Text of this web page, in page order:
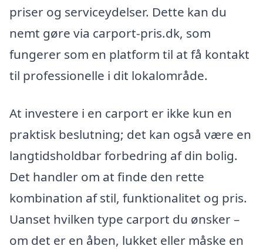
priser og serviceydelser. Dette kan du
nemt gøre via carport-pris.dk, som
fungerer som en platform til at få kontakt
til professionelle i dit lokalområde.
At investere i en carport er ikke kun en
praktisk beslutning; det kan også være en
langtidsholdbar forbedring af din bolig.
Det handler om at finde den rette
kombination af stil, funktionalitet og pris.
Uanset hvilken type carport du ønsker –
om det er en åben, lukket eller måske en